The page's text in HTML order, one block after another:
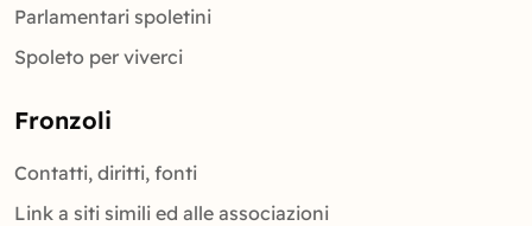
Parlamentari spoletini
Spoleto per viverci
Fronzoli
Contatti, diritti, fonti
Link a siti simili ed alle associazioni